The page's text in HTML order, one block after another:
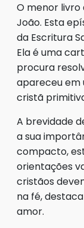
O menor livro
João. Esta
da Escritura
Ela é uma
procura
apareceu em
cristã
A brevidade
a sua
compacto,
orientações
cristãos
na fé,
amor.